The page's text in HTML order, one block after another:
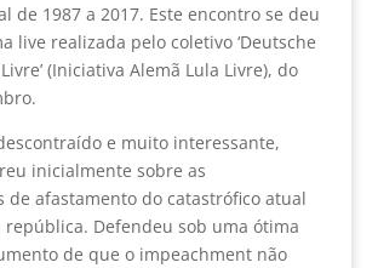
de 1987 a 2017. Este encontro se deu
live realizada pelo coletivo ‘Deutsche
(Iniciativa Alemã Lula Livre), do
e muito interessante,
inicialmente sobre as
de afastamento do catastrófico atual
Defendeu sob uma ótima
de que o impeachment não